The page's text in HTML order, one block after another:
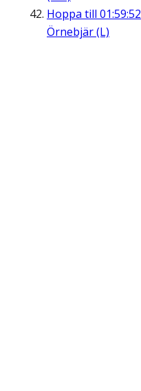
Hoppa till 01:59:52
Örnebjär (L)